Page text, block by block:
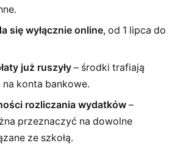
się wyłącznie online, od 1 lipca do
już ruszyły – środki trafiają
konta bankowe.
rozliczania wydatków –
przeznaczyć na dowolne
ze szkołą.